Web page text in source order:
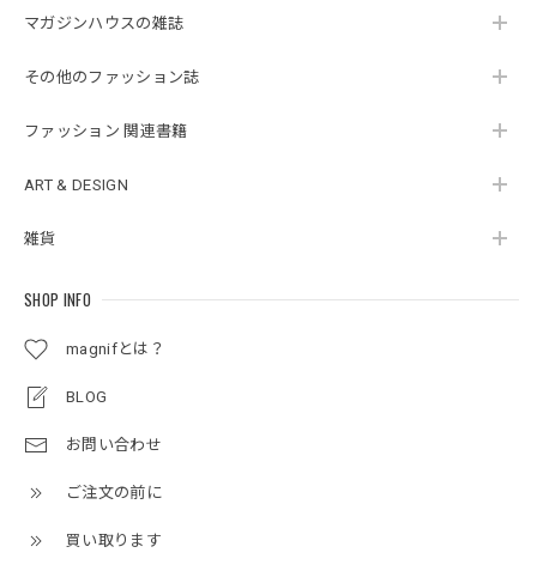
マガジンハウスの雑誌
その他のファッション誌
ファッション 関連書籍
ART & DESIGN
雑貨
SHOP INFO
magnifとは？
BLOG
お問い合わせ
ご注文の前に
買い取ります